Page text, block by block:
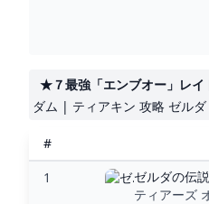
★７最強「エンブオー」レイ
ダム | ティアキン 攻略 ゼル
#
1
ゼルダの伝
ティアーズ